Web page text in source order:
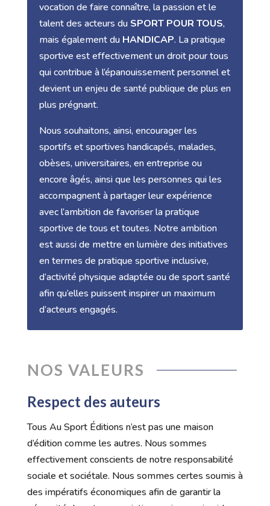
vocation de faire connaître, la passion et le
talent des acteurs du SPORT POUR TOUS,
mais également du HANDICAP. La pratique
sportive est effectivement un droit pour tous
qui contribue à l’épanouissement personnel et
devient un enjeu de santé publique de plus en
plus prégnant.
Nous souhaitons, ainsi, encourager les
sportifs et sportives handicapés, malades,
obèses, universitaires, en entreprise ou
encore âgés, ainsi que les personnes qui les
accompagnent à partager leur expérience
avec l’ambition de favoriser la pratique
sportive de tous et toutes. Notre ambition
est aussi de mettre en lumière des initiatives
en termes de pratique sportive inclusive,
d’activité physique adaptée ou de sport santé
afin qu’elles puissent inspirer un maximum
d’acteurs engagés.
NOS VALEURS
Respect des auteurs
Tous Au Sport Éditions n’est pas une maison
d’édition comme les autres. Nous sommes
effectivement conscients de notre responsabilité
sociale et sociétale. Nous sommes certes soumis à
des impératifs économiques afin de garantir la